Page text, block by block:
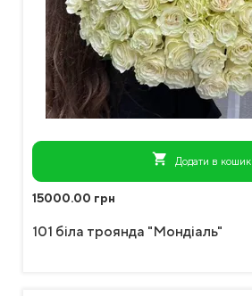
shopping_cart Додати в кошик
15000.00 грн
101 біла троянда "Мондіаль"